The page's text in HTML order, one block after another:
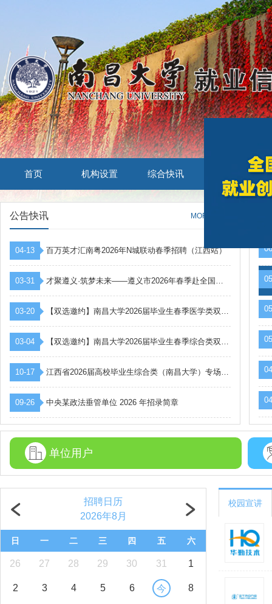
首页 机构设置 综合快讯 江西就业
公告快讯 MORE
04-13 百万英才汇南粤2026年N城联动春季招聘（江西站）
03-31 才聚遵义·筑梦未来——遵义市2026年春季赴全国高校引才活动公告
03-20 【双选邀约】南昌大学2026届毕业生春季医学类双选会邀请函
03-04 【双选邀约】南昌大学2026届毕业生春季综合类双选会邀请函
10-17 江西省2026届高校毕业生综合类（南昌大学）专场就业招聘会邀请函
09-26 中央某政法垂管单位 2026 年招录简章
单位用户
招聘日历
2026年8月
日 一 二 三 四 五 六
26 27 28 29 30 31 1
2 3 4 5 6 今 8
校园宣讲